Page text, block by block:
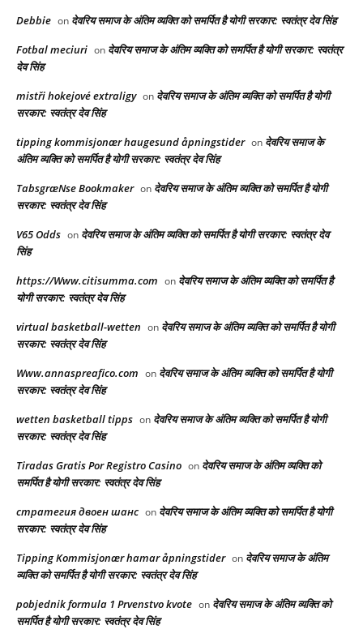
Debbie on देवरिय समाज के अंतिम व्यक्ति को समर्पित है योगी सरकार: स्वतंत्र देव सिंह
Fotbal meciuri on देवरिय समाज के अंतिम व्यक्ति को समर्पित है योगी सरकार: स्वतंत्र
देव सिंह
mistři hokejové extraligy on देवरिय समाज के अंतिम व्यक्ति को समर्पित है योगी
सरकार: स्वतंत्र देव सिंह
tipping kommisjonær haugesund åpningstider on देवरिय समाज के
अंतिम व्यक्ति को समर्पित है योगी सरकार: स्वतंत्र देव सिंह
TabsgræNse Bookmaker on देवरिय समाज के अंतिम व्यक्ति को समर्पित है योगी
सरकार: स्वतंत्र देव सिंह
V65 Odds on देवरिय समाज के अंतिम व्यक्ति को समर्पित है योगी सरकार: स्वतंत्र देव
सिंह
https://Www.citisumma.com on देवरिय समाज के अंतिम व्यक्ति को समर्पित है
योगी सरकार: स्वतंत्र देव सिंह
virtual basketball-wetten on देवरिय समाज के अंतिम व्यक्ति को समर्पित है योगी
सरकार: स्वतंत्र देव सिंह
Www.annaspreafico.com on देवरिय समाज के अंतिम व्यक्ति को समर्पित है योगी
सरकार: स्वतंत्र देव सिंह
wetten basketball tipps on देवरिय समाज के अंतिम व्यक्ति को समर्पित है योगी
सरकार: स्वतंत्र देव सिंह
Tiradas Gratis Por Registro Casino on देवरिय समाज के अंतिम व्यक्ति को
समर्पित है योगी सरकार: स्वतंत्र देव सिंह
стратегия двоен шанс on देवरिय समाज के अंतिम व्यक्ति को समर्पित है योगी
सरकार: स्वतंत्र देव सिंह
Tipping Kommisjonær hamar åpningstider on देवरिय समाज के अंतिम
व्यक्ति को समर्पित है योगी सरकार: स्वतंत्र देव सिंह
pobjednik formula 1 Prvenstvo kvote on देवरिय समाज के अंतिम व्यक्ति को
समर्पित है योगी सरकार: स्वतंत्र देव सिंह